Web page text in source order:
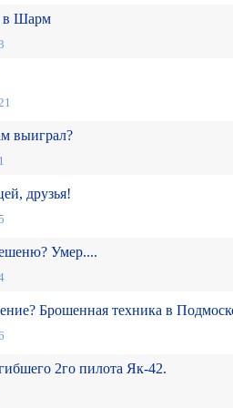
в Шарм
выиграл?
друзья!
Умер....
Брошенная техника в
2го пилота Як-42.